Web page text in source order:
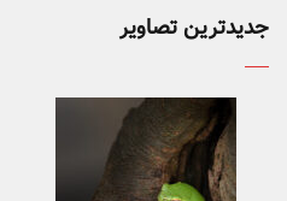
جدیدترین تصاویر